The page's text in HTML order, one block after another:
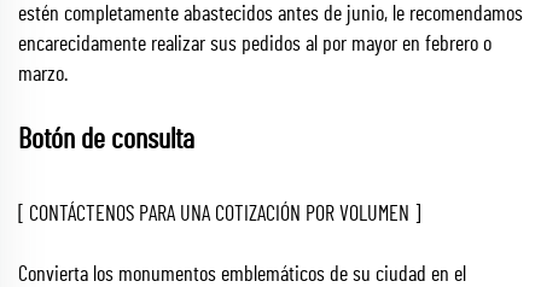
estén completamente abastecidos antes de junio, le recomendamos
encarecidamente realizar sus pedidos al por mayor en febrero o
marzo.
Botón de consulta
[ CONTÁCTENOS PARA UNA COTIZACIÓN POR VOLUMEN ]
Convierta los monumentos emblemáticos de su ciudad en el